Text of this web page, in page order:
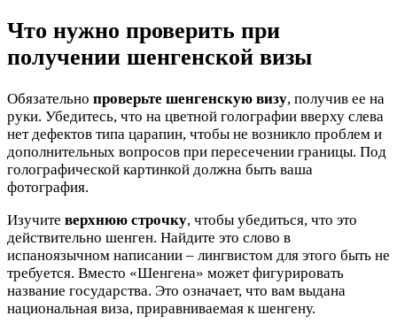
Что нужно проверить при
получении шенгенской визы
Обязательно проверьте шенгенскую визу, получив ее на
руки. Убедитесь, что на цветной голографии вверху слева
нет дефектов типа царапин, чтобы не возникло проблем и
дополнительных вопросов при пересечении границы. Под
голографической картинкой должна быть ваша
фотография.
Изучите верхнюю строчку, чтобы убедиться, что это
действительно шенген. Найдите это слово в
испаноязычном написании – лингвистом для этого быть не
требуется. Вместо «Шенгена» может фигурировать
название государства. Это означает, что вам выдана
национальная виза, приравниваемая к шенгену.